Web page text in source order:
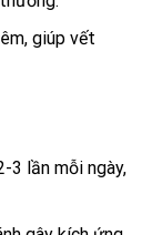
giúp vết
3 lần mỗi ngày,